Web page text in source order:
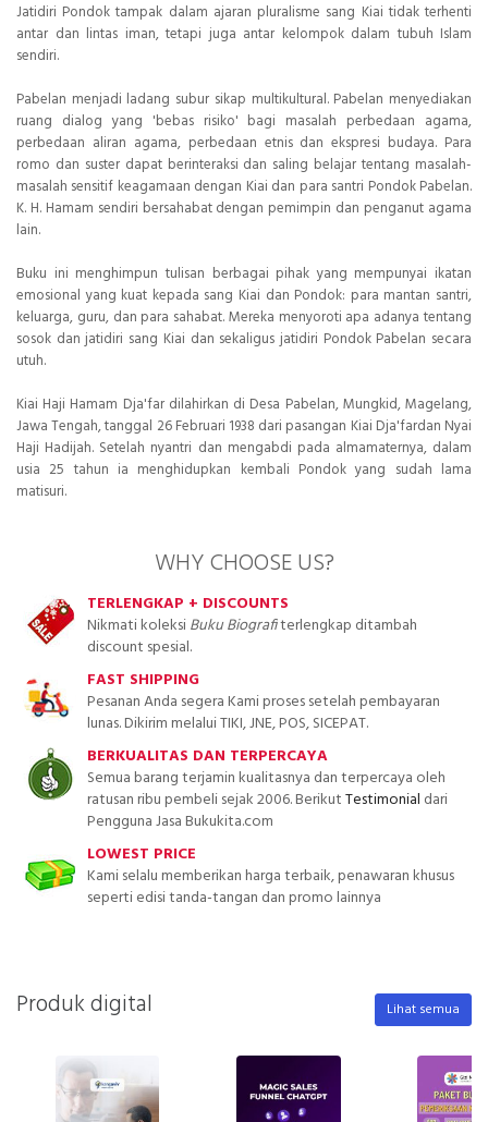
Jatidiri Pondok tampak dalam ajaran pluralisme sang Kiai tidak terhenti
antar dan lintas iman, tetapi juga antar kelompok dalam tubuh Islam
sendiri.
Pabelan menjadi ladang subur sikap multikultural. Pabelan menyediakan
ruang dialog yang 'bebas risiko' bagi masalah perbedaan agama,
perbedaan aliran agama, perbedaan etnis dan ekspresi budaya. Para
romo dan suster dapat berinteraksi dan saling belajar tentang masalah-
masalah sensitif keagamaan dengan Kiai dan para santri Pondok Pabelan.
K. H. Hamam sendiri bersahabat dengan pemimpin dan penganut agama
lain.
Buku ini menghimpun tulisan berbagai pihak yang mempunyai ikatan
emosional yang kuat kepada sang Kiai dan Pondok: para mantan santri,
keluarga, guru, dan para sahabat. Mereka menyoroti apa adanya tentang
sosok dan jatidiri sang Kiai dan sekaligus jatidiri Pondok Pabelan secara
utuh.
Kiai Haji Hamam Dja'far dilahirkan di Desa Pabelan, Mungkid, Magelang,
Jawa Tengah, tanggal 26 Februari 1938 dari pasangan Kiai Dja'fardan Nyai
Haji Hadijah. Setelah nyantri dan mengabdi pada almamaternya, dalam
usia 25 tahun ia menghidupkan kembali Pondok yang sudah lama
matisuri.
WHY CHOOSE US?
TERLENGKAP + DISCOUNTS
Nikmati koleksiBuku Biografiterlengkap ditambah
discount spesial.
FAST SHIPPING
Pesanan Anda segera Kami proses setelah pembayaran
lunas. Dikirim melalui TIKI, JNE, POS, SICEPAT.
BERKUALITAS DAN TERPERCAYA
Semua barang terjamin kualitasnya dan terpercaya oleh
ratusan ribu pembeli sejak 2006. BerikutTestimonial dari
Pengguna Jasa Bukukita.com
LOWEST PRICE
Kami selalu memberikan harga terbaik, penawaran khusus
seperti edisi tanda-tangan dan promo lainnya
Produk digital Lihat semua